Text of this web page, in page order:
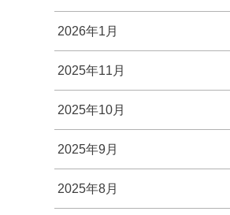
2026年1月
2025年11月
2025年10月
2025年9月
2025年8月